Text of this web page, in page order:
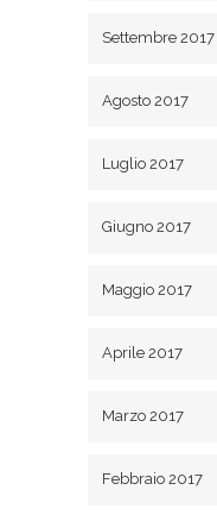
Settembre 2017
Agosto 2017
Luglio 2017
Giugno 2017
Maggio 2017
Aprile 2017
Marzo 2017
Febbraio 2017